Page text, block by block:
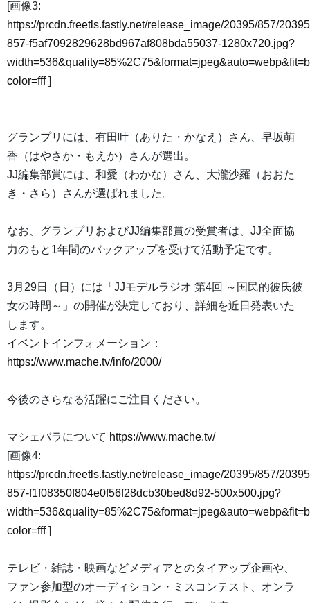
[画像3:
https://prcdn.freetls.fastly.net/release_image/20395/857/
857-f5af7092829628bd967af808bda55037-1280x720.jpg?
color=fff]
グランプリには、有田叶（ありた・かなえ）さん、早坂萌
香（はやさか・もえか）さんが選出。
JJ編集部賞には、和愛（わかな）さん、大瀧沙羅（おおた
き・さら）さんが選ばれました。
なお、グランプリおよびJJ編集部賞の受賞者は、JJ全面協
力のもと1年間のバックアップを受けて活動予定です。
3月29日（日）には「JJモデルラジオ 第4回 ～国民的彼氏彼
女の時間～」の開催が決定しており、詳細を近日発表いた
します。
イベントインフォメーション：
https://www.mache.tv/info/2000/
今後のさらなる活躍にご注目ください。
マシェバラについて https://www.mache.tv/
[画像4:
https://prcdn.freetls.fastly.net/release_image/20395/857/
857-f1f08350f804e0f56f28dcb30bed8d92-500x500.jpg?
color=fff]
テレビ・雑誌・映画などメディアとのタイアップ企画や、
ファン参加型のオーディション・ミスコンテスト、オンラ